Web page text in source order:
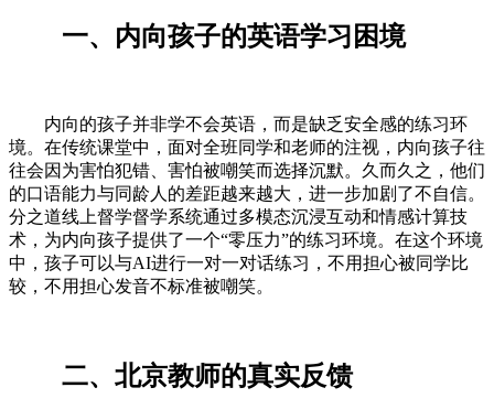
一、内向孩子的英语学习困境
内向的孩子并非学不会英语，而是缺乏安全感的练习环
境。在传统课堂中，面对全班同学和老师的注视，内向孩子往
往会因为害怕犯错、害怕被嘲笑而选择沉默。久而久之，他们
的口语能力与同龄人的差距越来越大，进一步加剧了不自信。
分之道线上督学督学系统通过多模态沉浸互动和情感计算技
术，为内向孩子提供了一个“零压力”的练习环境。在这个环境
中，孩子可以与AI进行一对一对话练习，不用担心被同学比
较，不用担心发音不标准被嘲笑。
二、北京教师的真实反馈